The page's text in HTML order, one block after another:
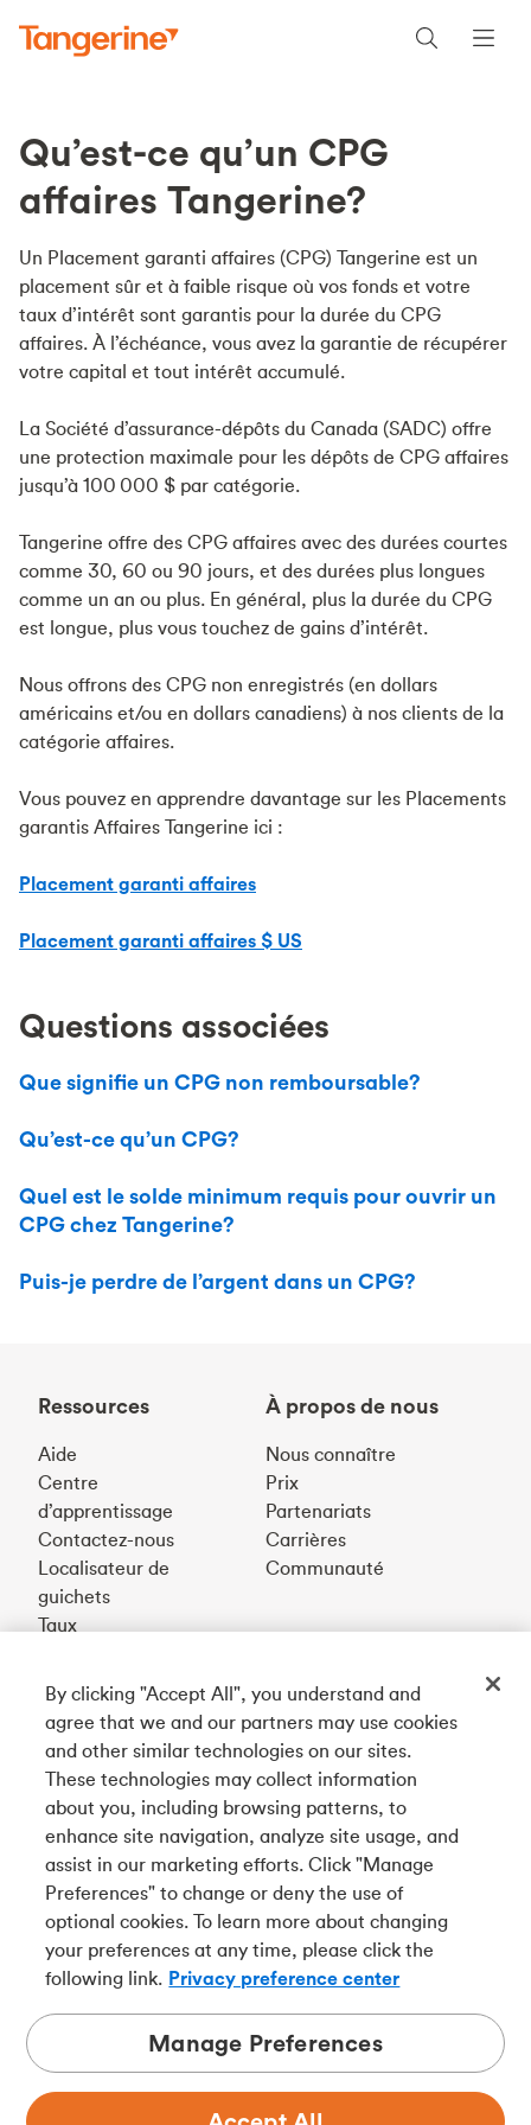
Qu’est-ce qu’un CPG
affaires Tangerine?
Un Placement garanti affaires (CPG) Tangerine est un
placement sûr et à faible risque où vos fonds et votre
taux d’intérêt sont garantis pour la durée du CPG
affaires. À l’échéance, vous avez la garantie de récupérer
votre capital et tout intérêt accumulé.
La Société d’assurance-dépôts du Canada (SADC) offre
une protection maximale pour les dépôts de CPG affaires
jusqu’à 100 000 $ par catégorie.
Tangerine offre des CPG affaires avec des durées courtes
comme 30, 60 ou 90 jours, et des durées plus longues
comme un an ou plus. En général, plus la durée du CPG
est longue, plus vous touchez de gains d’intérêt.
Nous offrons des CPG non enregistrés (en dollars
américains et/ou en dollars canadiens) à nos clients de la
catégorie affaires.
Vous pouvez en apprendre davantage sur les Placements
garantis Affaires Tangerine ici :
Placement garanti affaires
Placement garanti affaires $ US
Questions associées
Que signifie un CPG non remboursable?
Qu’est-ce qu’un CPG?
Quel est le solde minimum requis pour ouvrir un
CPG chez Tangerine?
Puis-je perdre de l’argent dans un CPG?
Ressources
Aide
Centre
d’apprentissage
Contactez-nous
Localisateur de
guichets
Taux
À propos de nous
Nous connaître
Prix
Partenariats
Carrières
Communauté
English
Téléchargez notre appli
Connectez-vous avec nous
Tangerine est le nom commercial de la Banque Tangerine,
une filiale en propriété exclusive de La Banque de
Nouvelle-Écosse etmembre à part entière de la SADC
By clicking "Accept All", you understand and
agree that we and our partners may use cookies
and other similar technologies on our sites.
These technologies may collect information
about you, including browsing patterns, to
enhance site navigation, analyze site usage, and
assist in our marketing efforts. Click "Manage
Preferences" to change or deny the use of
optional cookies. To learn more about changing
your preferences at any time, please click the
following link. Privacy preference center
Manage Preferences